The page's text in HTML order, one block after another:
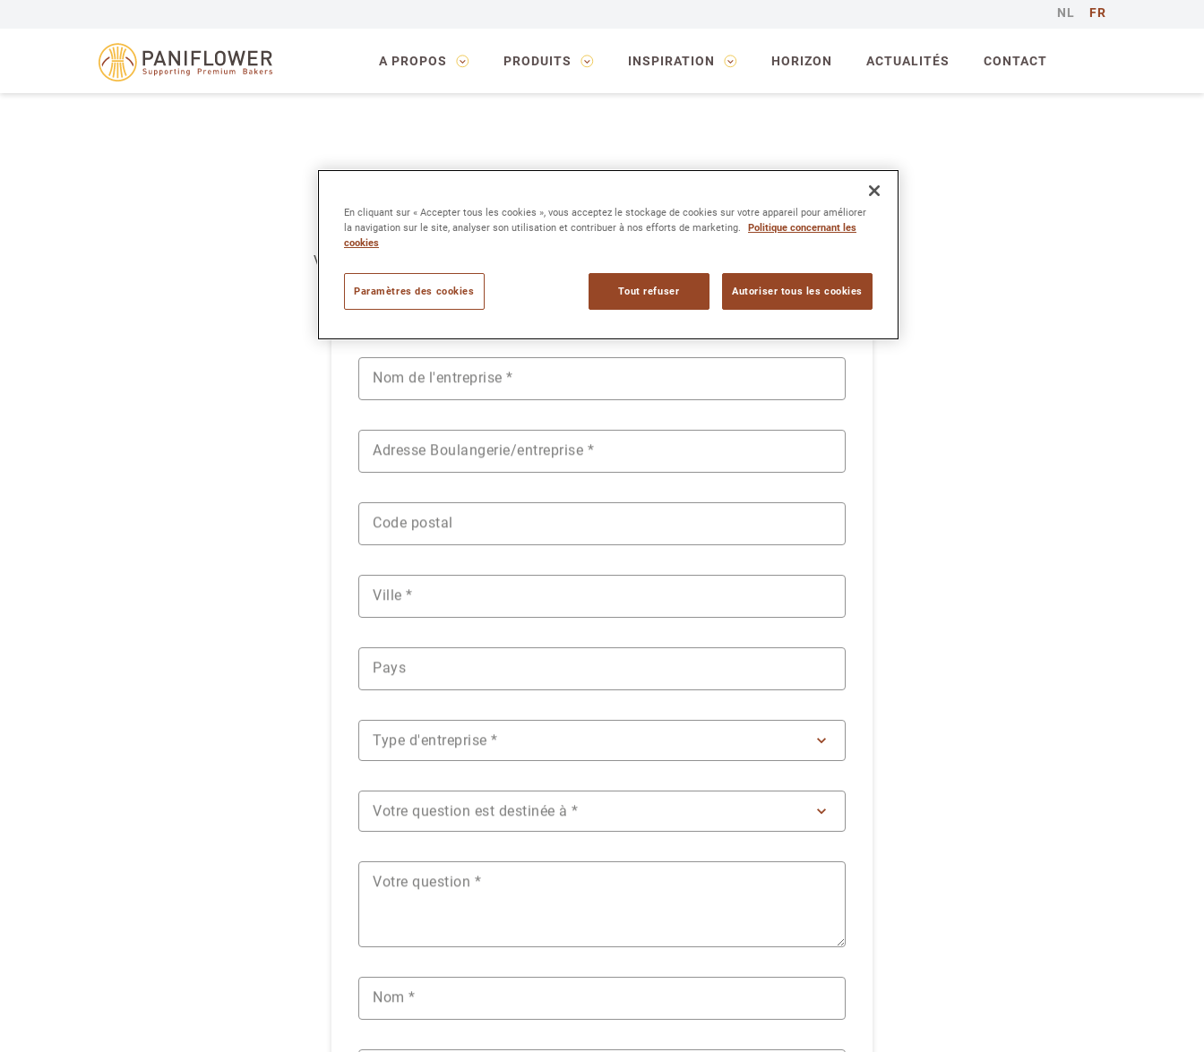
NL FR
La Lorraine Bakery Group
A PROPOS PRODUITS INSPIRATION HORIZON ACTUALITÉS CONTACT
Contactez-nous
Veuillez remplir le formulaire de contact et nous vous répondrons dans les plus brefs délais.
Nom de l'entreprise *
Adresse Boulangerie/entreprise *
Code postal
Ville *
Pays
Type d'entreprise *
Votre question est destinée à *
Votre question *
Nom *
En cliquant sur « Accepter tous les cookies », vous acceptez le stockage de cookies sur votre appareil pour améliorer
la navigation sur le site, analyser son utilisation et contribuer à nos efforts de marketing.
Politique concernant les
cookies
Tout refuser Autoriser tous les cookies
Paramètres des cookies